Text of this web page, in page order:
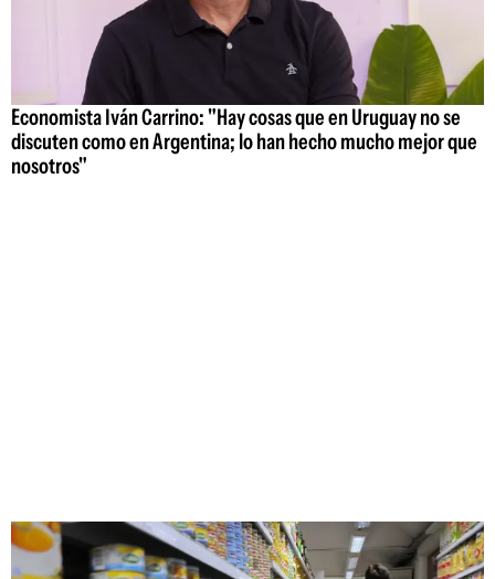
Economista Iván Carrino: "Hay cosas que en Uruguay no se
discuten como en Argentina; lo han hecho mucho mejor que
nosotros"